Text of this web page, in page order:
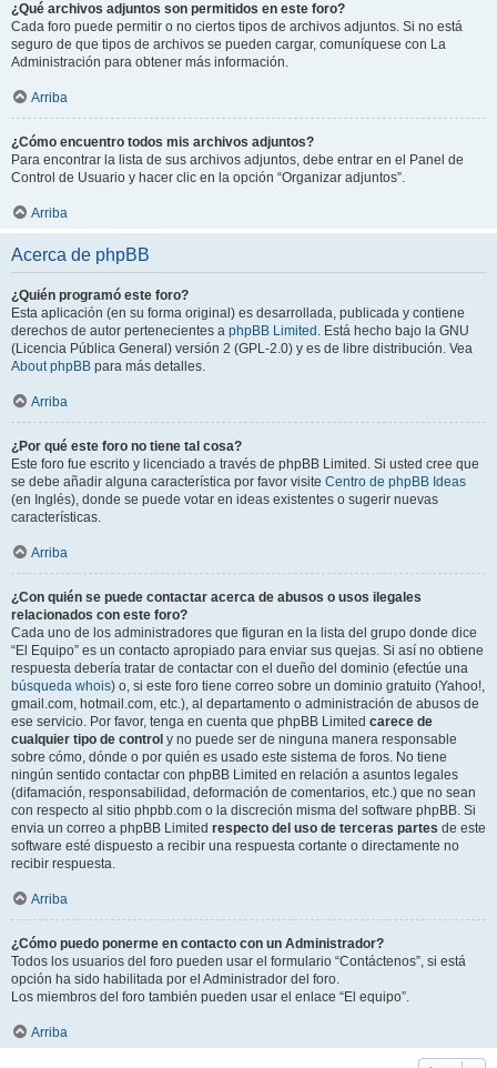
¿Qué archivos adjuntos son permitidos en este foro?
Cada foro puede permitir o no ciertos tipos de archivos adjuntos. Si no está
seguro de que tipos de archivos se pueden cargar, comuníquese con La
Administración para obtener más información.
Arriba
¿Cómo encuentro todos mis archivos adjuntos?
Para encontrar la lista de sus archivos adjuntos, debe entrar en el Panel de
Control de Usuario y hacer clic en la opción “Organizar adjuntos”.
Arriba
Acerca de phpBB
¿Quién programó este foro?
Esta aplicación (en su forma original) es desarrollada, publicada y contiene
derechos de autor pertenecientes a phpBB Limited . Está hecho bajo la GNU
(Licencia Pública General) versión 2 (GPL-2.0) y es de libre distribución. Vea
About phpBB para más detalles.
Arriba
¿Por qué este foro no tiene tal cosa?
Este foro fue escrito y licenciado a través de phpBB Limited. Si usted cree que
se debe añadir alguna característica por favor visite Centro de phpBB Ideas
(en Inglés), donde se puede votar en ideas existentes o sugerir nuevas
características.
Arriba
¿Con quién se puede contactar acerca de abusos o usos ilegales
relacionados con este foro?
Cada uno de los administradores que figuran en la lista del grupo donde dice
“El Equipo” es un contacto apropiado para enviar sus quejas. Si así no obtiene
respuesta debería tratar de contactar con el dueño del dominio (efectúe una
búsqueda whois) o, si este foro tiene correo sobre un dominio gratuito (Yahoo!,
gmail.com, hotmail.com, etc.), al departamento o administración de abusos de
ese servicio. Por favor, tenga en cuenta que phpBB Limited carece de
cualquier tipo de control y no puede ser de ninguna manera responsable
sobre cómo, dónde o por quién es usado este sistema de foros. No tiene
ningún sentido contactar con phpBB Limited en relación a asuntos legales
(difamación, responsabilidad, deformación de comentarios, etc.) que no sean
con respecto al sitio phpbb.com o la discreción misma del software phpBB. Si
envia un correo a phpBB Limited respecto del uso de terceras partes de este
software esté dispuesto a recibir una respuesta cortante o directamente no
recibir respuesta.
Arriba
¿Cómo puedo ponerme en contacto con un Administrador?
Todos los usuarios del foro pueden usar el formulario “Contáctenos”, si está
opción ha sido habilitada por el Administrador del foro.
Los miembros del foro también pueden usar el enlace “El equipo”.
Arriba